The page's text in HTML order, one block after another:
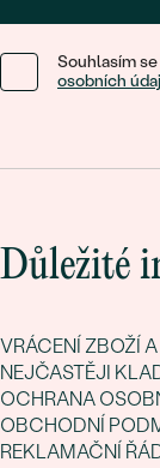
Souhlasím se
osobních
Důležité
VRÁCENÍ ZBOŽÍ
NEJČASTĚJI
OCHRANA
OBCHODNÍ
REKLAMAČNÍ